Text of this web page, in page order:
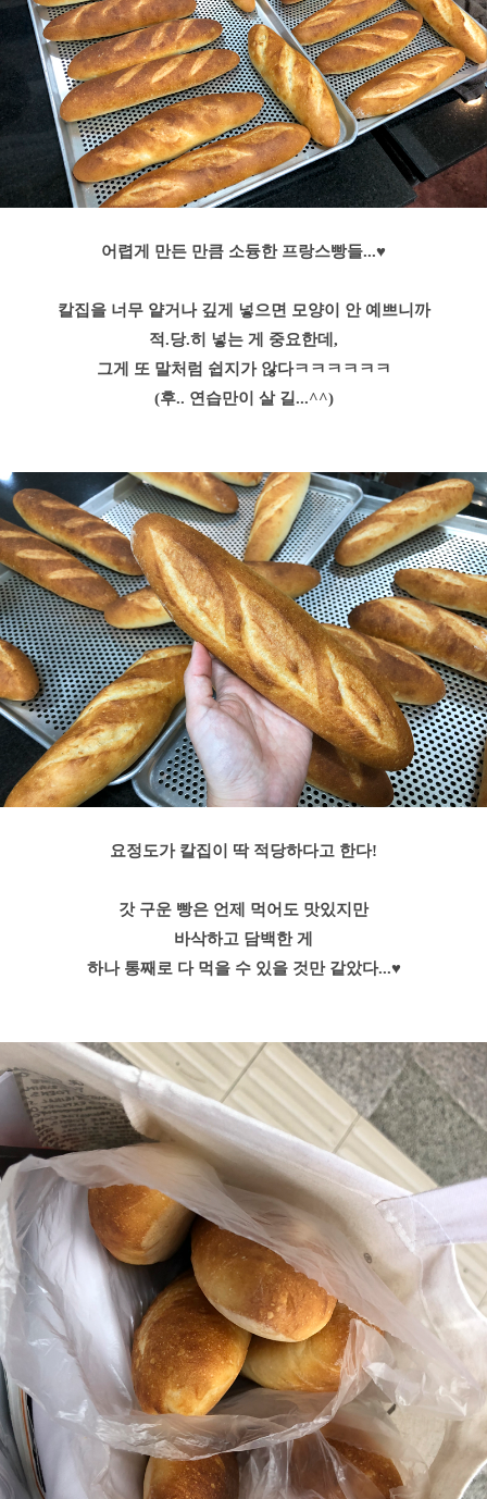
어렵게 만든 만큼 소듕한 프랑스빵들...♥
칼집을 너무 얕거나 깊게 넣으면 모양이 안 예쁘니까
적.당.히 넣는 게 중요한데,
그게 또 말처럼 쉽지가 않다ㅋㅋㅋㅋㅋㅋ
(후.. 연습만이 살 길...^^)
요정도가 칼집이 딱 적당하다고 한다!
갓 구운 빵은 언제 먹어도 맛있지만
바삭하고 담백한 게
하나 통째로 다 먹을 수 있을 것만 같았다...♥